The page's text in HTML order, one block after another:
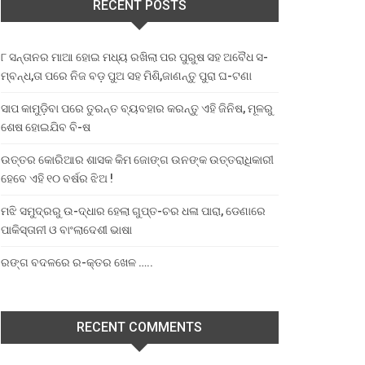
RECENT POSTS
୮ ସନ୍ତାନର ମାଆ ହୋଇ ମଧ୍ୟ ରଖିଲା ପର ପୁରୁଷ ସହ ଅବୈଧ ସ-
ମ୍ବନ୍ଧ,ତା ପରେ ନିଜ ବଡ଼ ପୁଅ ସହ ମିଶି,ଜାଣନ୍ତୁ ପୁରା ଘ-ଟଣା
ସାପ କାମୁଡ଼ିବା ପରେ ତୁରନ୍ତ ବ୍ୟବହାର କରନ୍ତୁ ଏହି ଜିନିଷ, ମୂଳରୁ
ଶେଷ ହୋଇଯିବ ବି-ଷ
ଉତ୍ତର କୋରିଆର ଶାସକ କିମ ଜୋଙ୍ଗ ଉନଙ୍କ ଉତ୍ତରାଧିକାରୀ
ହେବେ ଏହି ୧୦ ବର୍ଷର ଝିଅ !
ମଝି ସମୁଦ୍ରରୁ ଉ-ଦ୍ଧାର ହେଲା ଗୁପ୍ତ-ଚର ଧଳା ପାରା, ଡେଣାରେ
ପାକିସ୍ତାନୀ ଓ ବାଂଲାଦେଶୀ ଭାଷା
ରଙ୍ଗ ବଦଳରେ ର-କ୍ତର ଖେଳ …..
RECENT COMMENTS